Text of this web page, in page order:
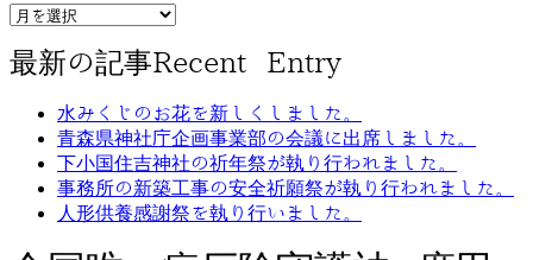
最新の記事Recent Entry
水みくじのお花を新しくしました。
青森県神社庁企画事業部の会議に出席しました。
下小国住吉神社の祈年祭が執り行われました。
事務所の新築工事の安全祈願祭が執り行われました。
人形供養感謝祭を執り行いました。